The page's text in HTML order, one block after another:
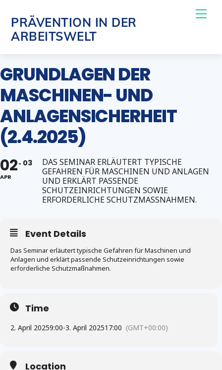
content
PRÄVENTION IN DER
ARBEITSWELT
GRUNDLAGEN DER
MASCHINEN- UND
ANLAGENSICHERHEIT
(2.4.2025)
02
APR
03
DAS SEMINAR ERLÄUTERT TYPISCHE
GEFAHREN FÜR MASCHINEN UND ANLAGEN
UND ERKLÄRT PASSENDE
SCHUTZEINRICHTUNGEN SOWIE
ERFORDERLICHE SCHUTZMASSNAHMEN.
Event Details
Das Seminar erläutert typische Gefahren für Maschinen und
Anlagen und erklärt passende Schutzeinrichtungen sowie
erforderliche Schutzmaßnahmen.
Time
2. April 20259:00-3. April 202517:00 (GMT+00:00)
Location